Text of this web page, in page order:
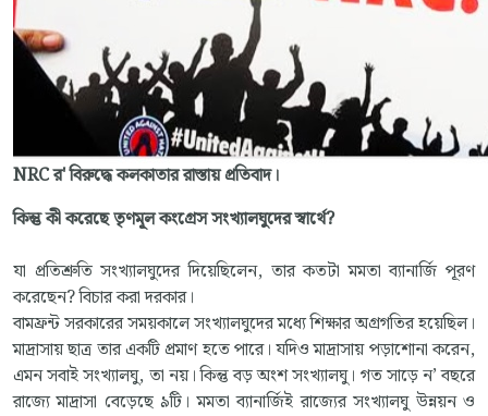
NRC র' বিরুদ্ধে কলকাতার রাস্তায় প্রতিবাদ।
কিন্তু কী করেছে তৃণমূল কংগ্রেস সংখ্যালঘুদের স্বার্থে?
যা প্রতিশ্রুতি সংখ্যালঘুদের দিয়েছিলেন, তার কতটা মমতা ব্যানার্জি পূরণ
করেছেন? বিচার করা দরকার।
বামফ্রন্ট সরকারের সময়কালে সংখ্যালঘুদের মধ্যে শিক্ষার অগ্রগতির হয়েছিল।
মাদ্রাসায় ছাত্র তার একটি প্রমাণ হতে পারে। যদিও মাদ্রাসায় পড়াশোনা করেন,
এমন সবাই সংখ্যালঘু, তা নয়। কিন্তু বড় অংশ সংখ্যালঘু। গত সাড়ে ন’ বছরে
রাজ্যে মাদ্রাসা বেড়েছে ৯টি। মমতা ব্যানার্জিই রাজ্যের সংখ্যালঘু উন্নয়ন ও